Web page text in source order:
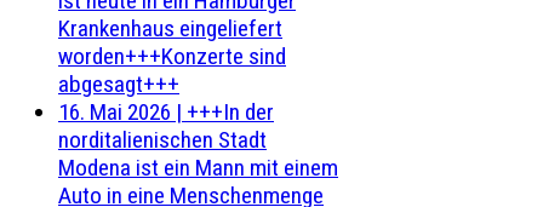
Krankenhaus eingeliefert
worden+++Konzerte sind
abgesagt+++
16. Mai 2026 | +++In der
norditalienischen Stadt
Modena ist ein Mann mit einem
Auto in eine Menschenmenge